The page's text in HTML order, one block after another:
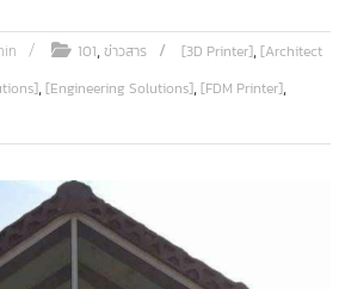
101,ข่าวสาร [3D Printer],[Architect
,[Engineering Solutions],[FDM Printer],